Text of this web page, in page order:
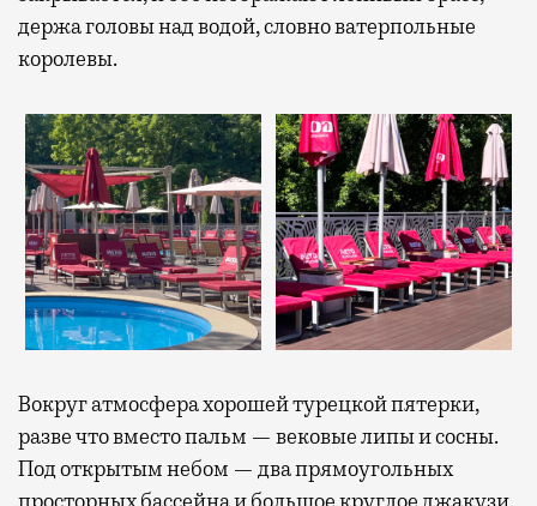
держа головы над водой, словно ватерпольные
королевы.
Вокруг атмосфера хорошей турецкой пятерки,
разве что вместо пальм — вековые липы и сосны.
Под открытым небом — два прямоугольных